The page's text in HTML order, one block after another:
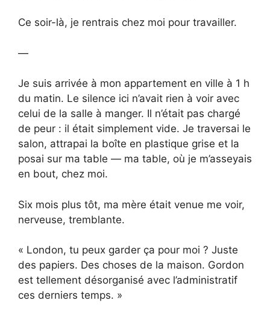
Ce soir-là, je rentrais chez moi pour travailler.
—
Je suis arrivée à mon appartement en ville à 1 h
du matin. Le silence ici n’avait rien à voir avec
celui de la salle à manger. Il n’était pas chargé
de peur : il était simplement vide. Je traversai le
salon, attrapai la boîte en plastique grise et la
posai sur ma table — ma table, où je m’asseyais
en bout, chez moi.
Six mois plus tôt, ma mère était venue me voir,
nerveuse, tremblante.
« London, tu peux garder ça pour moi ? Juste
des papiers. Des choses de la maison. Gordon
est tellement désorganisé avec l’administratif
ces derniers temps. »